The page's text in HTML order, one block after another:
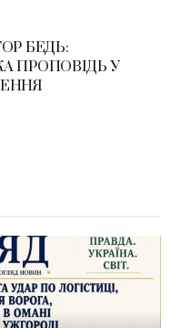
БЕДЬ:
ПРОПОВІДЬ У